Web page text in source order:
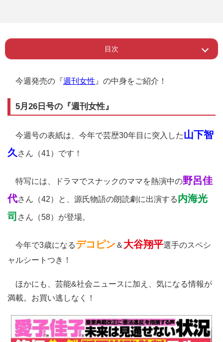
目次
今週発売の『週刊女性 』の中身をご紹介！
5月26日号の『週刊女性』
今週号の表紙は、今年で芸歴30年目に突入した山下智
久 さん（41）です！
特写には、ドラマでスナックのママを熱演中の野呂佳
代さん（42）と、源氏物語の朗読劇に出演する内海光
司 さん（58）が登場。
今年で3歳になるデコピン ＆ 大谷翔平選手のスペシ
ャルシートつき！
ほかにも、芸能&社会ニュースに加え、気になる情報が
満載。お買い逃しなく！